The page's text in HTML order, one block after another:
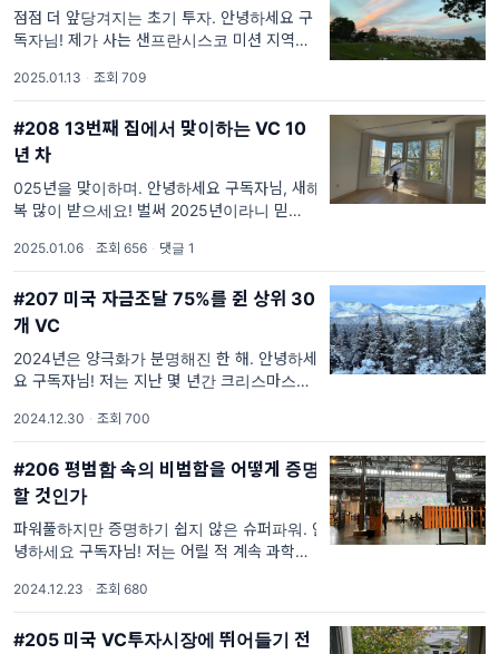
점점 더 앞당겨지는 초기 투자. 안녕하세요 구
독자님! 제가 사는 샌프란시스코 미션 지역에
소 중 하나입니다. 샌프란시스코 관광 가이드북
에 빠지지 않고 등장하는 곳
2025.01.13 · 조회 709
#208 13번째 집에서 맞이하는 VC 10
년 차
025년을 맞이하며. 안녕하세요 구독자님, 새해
복 많이 받으세요! 벌써 2025년이라니 믿기 힘
올해 역시 개인적인 성장과 하는 일 모두에서
중요한
2025.01.06 · 조회 656 · 댓글 1
#207 미국 자금조달 75%를 쥔 상위 30
개 VC
2024년은 양극화가 분명해진 한 해. 안녕하세
요 구독자님! 저는 지난 몇 년간 크리스마스와
보냈는데, 올해는 둘째가 태어나 이동이 어려워
샌프란시스코에 머물기로 했습니
2024.12.30 · 조회 700
#206 평범함 속의 비범함을 어떻게 증명
할 것인가
파워풀하지만 증명하기 쉽지 않은 슈퍼파워. 안
녕하세요 구독자님! 저는 어릴 적 계속 과학자
드 오브 펀드 매니저로 일하고 있지만, 과학이
라는 주제에 대한 관심은 여전히 남아
2024.12.23 · 조회 680
#205 미국 VC투자시장에 뛰어들기 전